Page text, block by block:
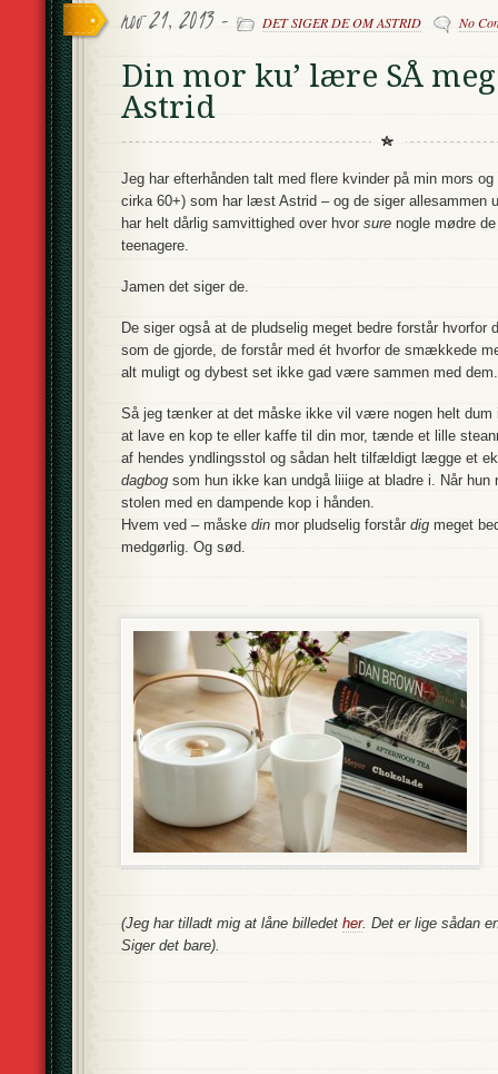
nov 21, 2013 - DET SIGER DE OM ASTRID No
Din mor ku’ lære SÅ
Astrid
Jeg har efterhånden talt med flere kvinder på min mors
cirka 60+) som har læst Astrid – og de siger allesammen
har helt dårlig samvittighed over hvor sure nogle mødre
teenagere.
Jamen det siger de.
De siger også at de pludselig meget bedre forstår hvorfor
som de gjorde, de forstår med ét hvorfor de smækkede
alt muligt og dybest set ikke gad være sammen med dem.
Så jeg tænker at det måske ikke vil være nogen helt dum
at lave en kop te eller kaffe til din mor, tænde et lille
af hendes yndlingsstol og sådan helt tilfældigt lægge et
dagbog som hun ikke kan undgå liiige at bladre i. Når hun
stolen med en dampende kop i hånden.
Hvem ved – måske din mor pludselig forstår dig meget
medgørlig. Og sød.
(Jeg har tilladt mig at låne billedet her. Det er lige sådan
Siger det bare).